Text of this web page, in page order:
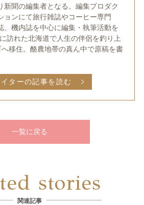
新聞の編集者となる。編集プロダク
ョンにて旅行雑誌やコーヒー専門
、機内誌を中心に編集・執筆活動を
訪れた北海道で人生の伴侶を釣り上
移住。酪農地帯の真ん中で原稿を書
ターの記事を読む
一覧に戻る
stories
関連記事